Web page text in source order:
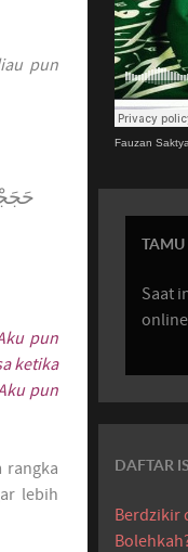
pun
pun
ketika
pun
rangka
lebih
Fauzan
TAMU
Saat
DAFTAR
Berdzikir